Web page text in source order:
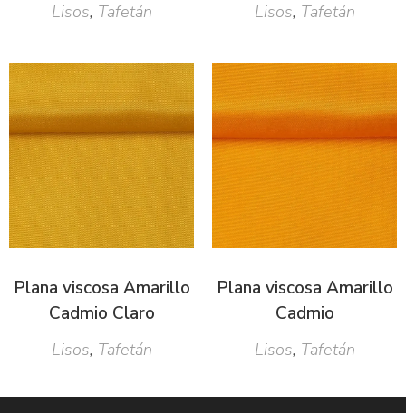
Lisos, Tafetán Lisos, Tafetán
Plana viscosa Amarillo
Cadmio Claro
Lisos, Tafetán
Plana viscosa Amarillo
Cadmio
Lisos, Tafetán